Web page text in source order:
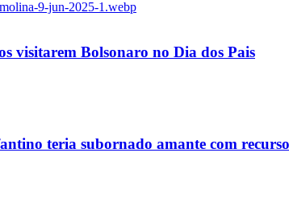
visitarem Bolsonaro no Dia dos Pais
teria subornado amante com